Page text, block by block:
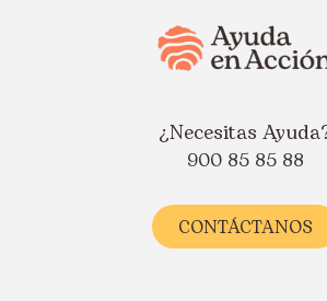
¿Necesitas
900 85 85 88
CONTÁCTANOS